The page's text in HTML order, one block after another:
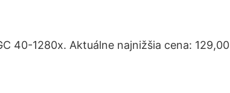
40-1280x. Aktuálne najnižšia cena: 129,00